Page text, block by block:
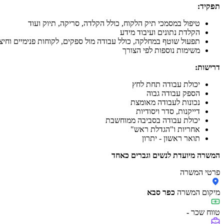
תפקיד:
טיפול במסמכי תיק הלקוח, כולל הקלדה, סריקה, תיוק ועוד
הקלדת נתונים ועיבוד מידע
תפעול שוטף במחלקה, כולל עבודה מול ספקים, לקוחות פנימיים
משימות נוספות לפי הצורך
דרישות:
יכולת עבודה תחת לחץ
הספק עבודה גבוה
נכונות לעבודה מאומצת
דייקנות, סדר ויסודיות
יכולת עבודה בסביבה ממוחשבת
אחריות ו"הגדלת ראש"
תואר ראשון - יתרון
המשרה מיועדת לנשים וגברים כאחד
פרטי המשרה
מיקום המשרה כפר סבא
טווח שכר -